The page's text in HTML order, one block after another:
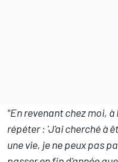
"En revenant chez moi,
répéter : 'J'ai cherché à
une vie, je ne peux pas